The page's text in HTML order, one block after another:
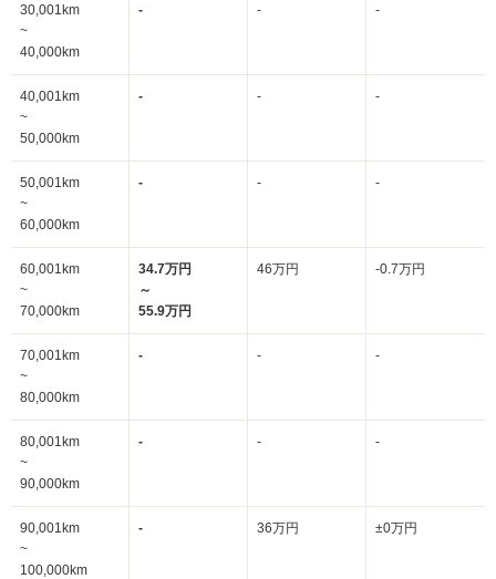
30,001km
~
40,000km
- - -
40,001km
~
50,000km
- - -
50,001km
~
60,000km
- - -
60,001km
~
70,000km
34.7万円
～
55.9万円
46万円 -0.7万円
70,001km
~
80,000km
- - -
80,001km
~
90,000km
- - -
90,001km
~
100,000km
- 36万円 ±0万円